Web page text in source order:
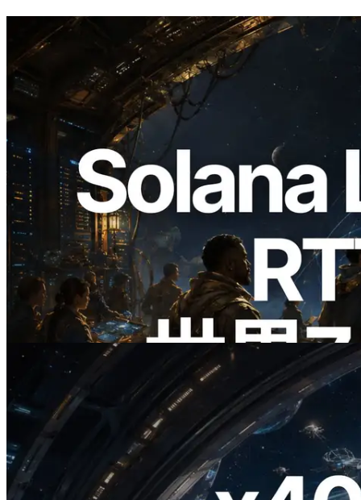
2026.08.05
ERPC、Solana Leader Slot APIを世界7
リージョンのping計測に拡張—
Validators Information APIも公開
この記事を読む